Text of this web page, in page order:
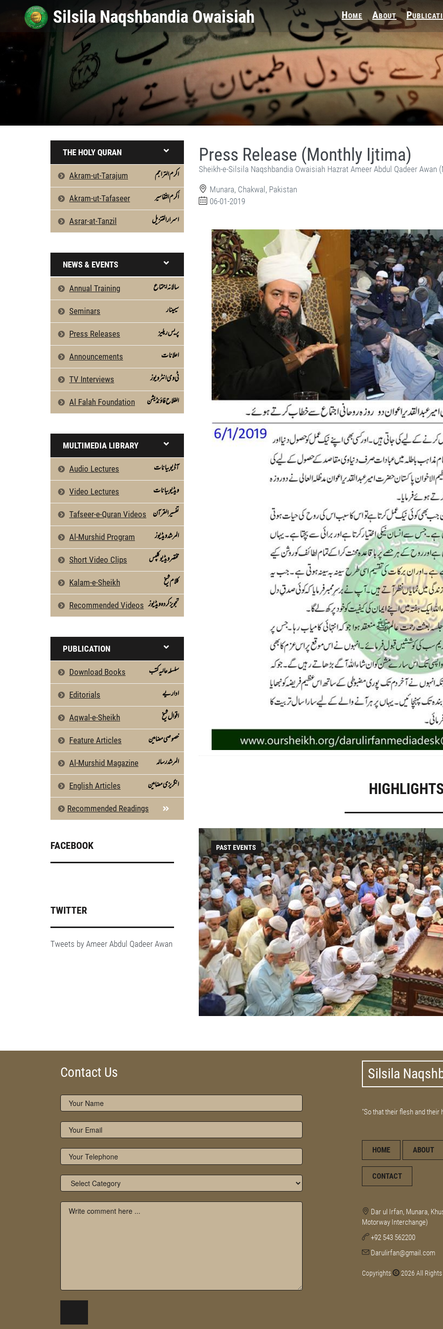
Home About
THE HOLY QURAN
Akram-ut-Tarajum اکرم التراجم
Akram-ut-Tafaseer اَکرم التّفاسیر
Asrar-at-Tanzil اسرارالتنزیل
NEWS & EVENTS
Annual Training سالانہ اجتماع
Seminars سیمینار
Press Releases پریس ریلیز
Announcements اعلانات
TV Interviews ٹی وی انٹرویوز
Al Falah Foundation الفلاح فاؤنڈیشن
MULTIMEDIA LIBRARY
Audio Lectures آڈیو بیانات
Video Lectures ویڈیو بیانات
Tafseer-e-Quran Videos تفسیرالقرآن
Al-Murshid Program المرشد ویڈیوز
Short Video Clips مختصر ویڈیو کلپس
Kalam-e-Sheikh كلام شیخ
Recommended Videos تجویز کردہ ویڈیوز
PUBLICATION
Download Books سلسلہ عالیہ کتب
Editorials اداریے
Aqwal-e-Sheikh اقوال شیخ
Feature Articles خصوصی مضامین
Al-Murshid Magazine المرشد رسالہ
English Articles انگریزی مضامین
Recommended Readings
FACEBOOK
TWITTER
Tweets by Ameer Abdul Qadeer Awan
Press Release (Monthly Ijtima)
Sheikh-e-Silsila Naqshbandia Owaisiah Hazrat Ameer Abdul Qadeer Awan
Munara, Chakwal, Pakistan
06-01-2019
PAST EVENTS
Contact Us Silsila
"So that their flesh and their
HOME ABOUT
CONTACT
Dar ul Irfan, Munara,
Motorway Interchange)
+92 543 562200
Darulirfan@gmail.com
Copyrights 2026 All Rights